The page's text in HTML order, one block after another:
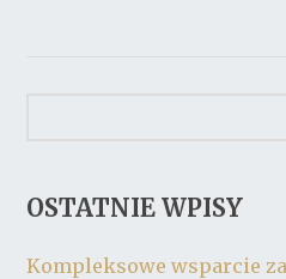
OSTATNIE WPISY
Kompleksowe wsparcie